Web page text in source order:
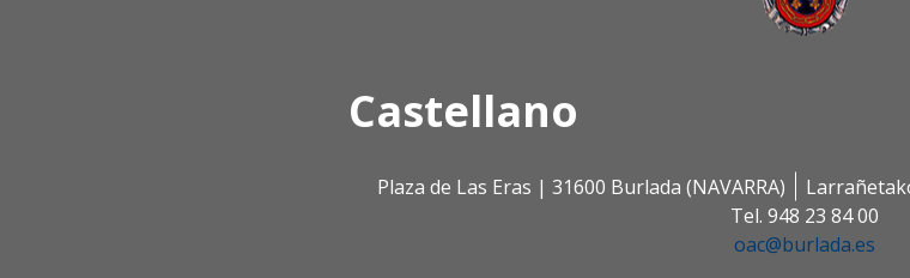
Castellano
Plaza de Las Eras | 31600 Burlada (NAVARRA)
Tel. 948 23 84 00
oac@burlada.es